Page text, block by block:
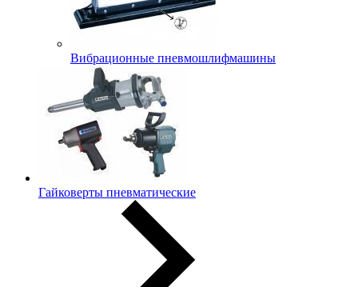
Вибрационные пневмошлифмашины
Гайковерты пневматические